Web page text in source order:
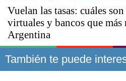
Vuelan las tasas: cuáles
virtuales y bancos que
Argentina
También te puede